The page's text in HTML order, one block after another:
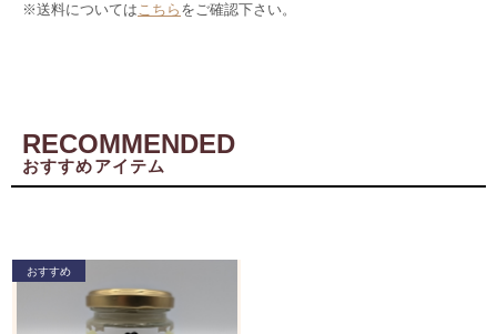
※送料についてはこちら をご確認下さい。
RECOMMENDED
おすすめアイテム